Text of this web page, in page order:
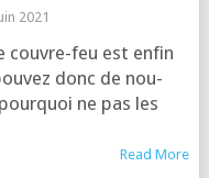
2021
couvre-feu est enfin
donc de nou­
ne pas les
Read More